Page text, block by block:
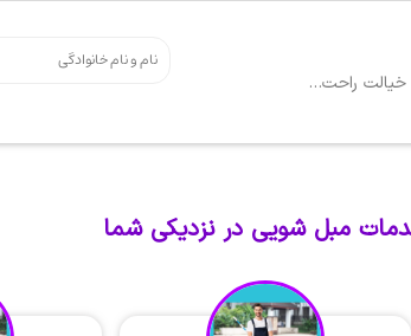
خیالت راحت…
مبل شویی در نزدیکی شما